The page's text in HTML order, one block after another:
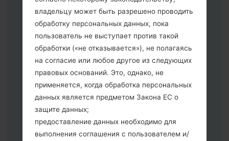
Нажмите и удерживайте клавиши:
регулировки громкости. Подключив
телефон к ПК используя USB кабель.
Нажмите и удерживайте клавиши:
питание, громкости и домой.
Подключите USB кабель и нажмите
клавиши: уменьшение звука и Bixbi.
Нажмите и удерживайте клавиши:
питания и увеличения громкости
Далее подключите к компьютеру,
программа Odin должна определить
владельцу может быть разрешено проводить
обработку персональных данных, пока
пользователь не выступает против такой
обработки («не отказывается»), не полагаясь
на согласие или любое другое из следующих
правовых оснований. Это, однако, не
применяется, когда обработка персональных
данных является предметом Закона ЕС о
защите данных;
предоставление данных необходимо для
выполнения соглашения с пользователем и/